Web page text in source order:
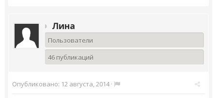
Лина
Пользователи
46 публикаций
Опубликовано: 12 августа, 2014·